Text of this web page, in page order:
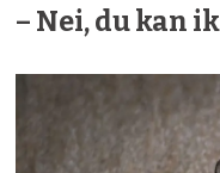
– Nei, du kan